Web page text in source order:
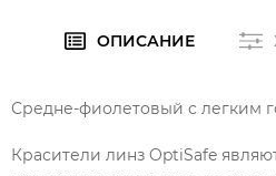
ОПИСАНИЕ
Средне-фиолетовый с легким
Красители линз OptiSafe